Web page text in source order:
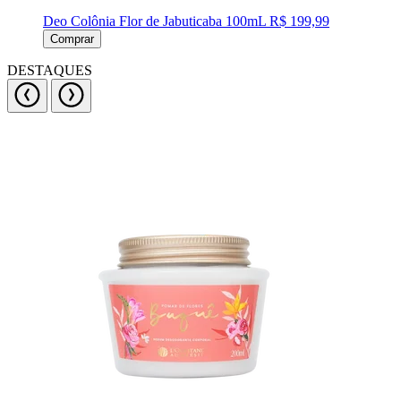
Deo Colônia Flor de Jabuticaba 100mL R$ 199,99
Comprar
DESTAQUES